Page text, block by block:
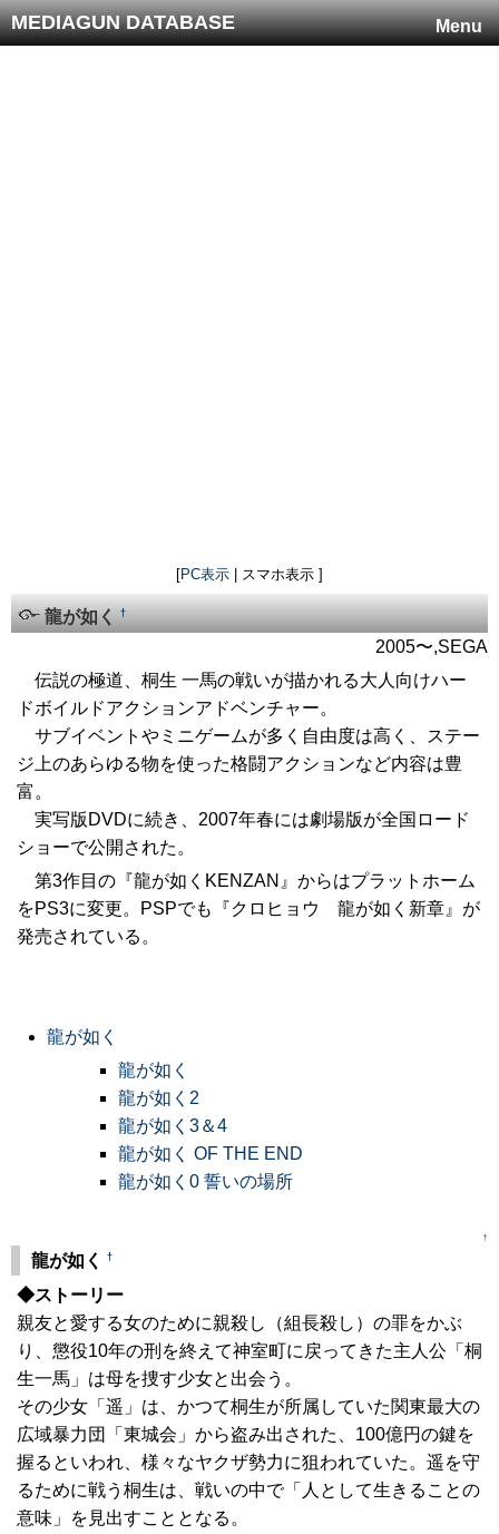
Menu
MEDIAGUN DATABASE
[PC表示 | スマホ表示 ]
龍が如く†
2005〜,SEGA
伝説の極道、桐生 一馬の戦いが描かれる大人向けハー
ドボイルドアクションアドベンチャー。
サブイベントやミニゲームが多く自由度は高く、ステー
ジ上のあらゆる物を使った格闘アクションなど内容は豊
富。
実写版DVDに続き、2007年春には劇場版が全国ロード
ショーで公開された。
第3作目の『龍が如くKENZAN』からはプラットホーム
をPS3に変更。PSPでも『クロヒョウ 龍が如く新章』が
発売されている。
龍が如く
龍が如く
龍が如く2
龍が如く3＆4
龍が如く OF THE END
龍が如く0 誓いの場所
↑
龍が如く †
◆ストーリー
親友と愛する女のために親殺し（組長殺し）の罪をかぶ
り、懲役10年の刑を終えて神室町に戻ってきた主人公「桐
生一馬」は母を捜す少女と出会う。
その少女「遥」は、かつて桐生が所属していた関東最大の
広域暴力団「東城会」から盗み出された、100億円の鍵を
握るといわれ、様々なヤクザ勢力に狙われていた。遥を守
るために戦う桐生は、戦いの中で「人として生きることの
意味」を見出すこととなる。